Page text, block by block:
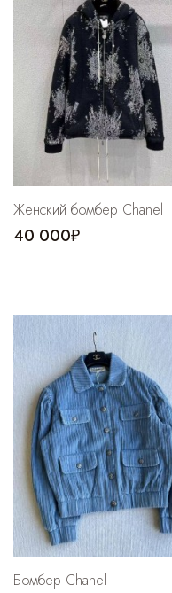
Женский бомбер Chanel
40 000₽
Бомбер Chanel